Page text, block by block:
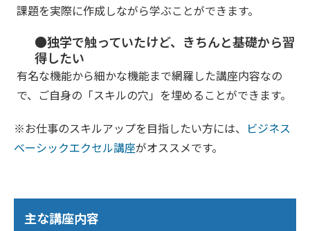
課題を実際に作成しながら学ぶことができます。
●独学で触っていたけど、きちんと基礎から習
得したい
有名な機能から細かな機能まで網羅した講座内容なの
で、ご自身の「スキルの穴」を埋めることができます。
※お仕事のスキルアップを目指したい方には、 ビジネス
ベーシックエクセル講座がオススメです。
主な講座内容